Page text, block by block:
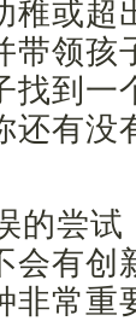
稚或超
带领孩
找到一
还有没
的尝试
会有创
非常重